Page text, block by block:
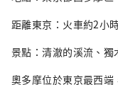
距離東京：火車約2小
景點：清澈的溪流、
奧多摩位於東京最西